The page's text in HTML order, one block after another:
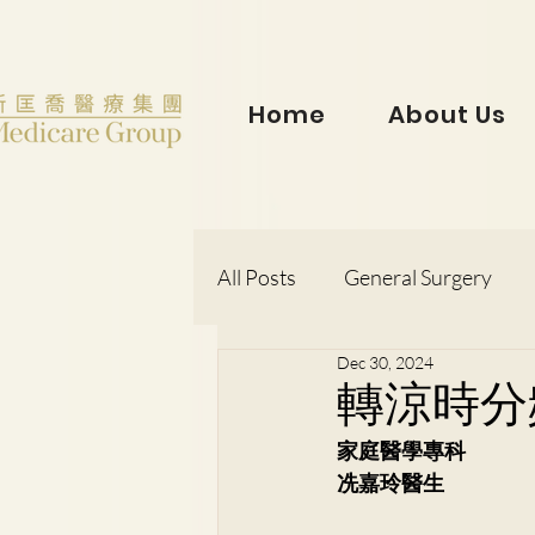
Home About Us
All Posts General Surgery
Dr. Lorraine Chow
Dr. Wong Kit Wah
轉涼時
Dec 30, 2024
家庭醫學專科
冼嘉玲醫生